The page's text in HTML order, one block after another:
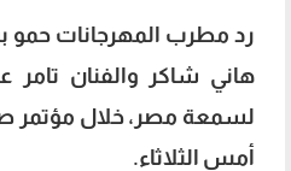
رد مطرب المهرجانات حمو
هاني شاكر والفنان تامر
لسمعة مصر، خلال مؤتمر
أمس الثلاثاء.